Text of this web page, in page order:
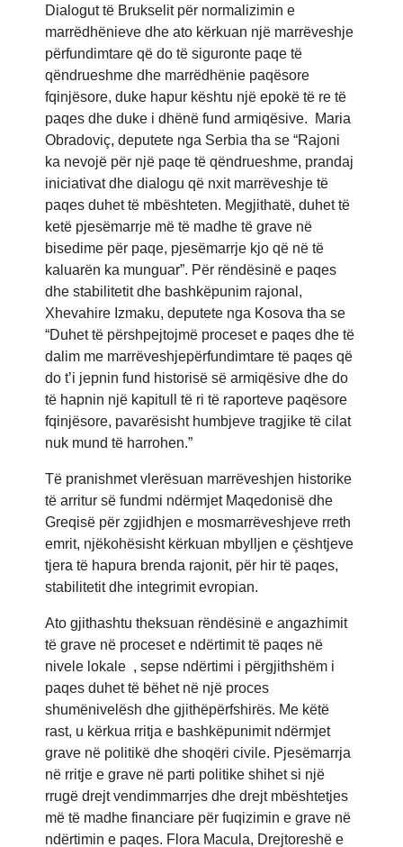
Dialogut të Brukselit për normalizimin e
marrëdhënieve dhe ato kërkuan një marrëveshje
përfundimtare që do të siguronte paqe të
qëndrueshme dhe marrëdhënie paqësore
fqinjësore, duke hapur kështu një epokë të re të
paqes dhe duke i dhënë fund armiqësive. Maria
Obradoviç, deputete nga Serbia tha se “Rajoni
ka nevojë për një paqe të qëndrueshme, prandaj
iniciativat dhe dialogu që nxit marrëveshje të
paqes duhet të mbështeten. Megjithatë, duhet të
ketë pjesëmarrje më të madhe të grave në
bisedime për paqe, pjesëmarrje kjo që në të
kaluarën ka munguar”. Për rëndësinë e paqes
dhe stabilitetit dhe bashkëpunim rajonal,
Xhevahire Izmaku, deputete nga Kosova tha se
“Duhet të përshpejtojmë proceset e paqes dhe të
dalim me marrëveshjepërfundimtare të paqes që
do t’i jepnin fund historisë së armiqësive dhe do
të hapnin një kapitull të ri të raporteve paqësore
fqinjësore, pavarësisht humbjeve tragjike të cilat
nuk mund të harrohen.”
Të pranishmet vlerësuan marrëveshjen historike
të arritur së fundmi ndërmjet Maqedonisë dhe
Greqisë për zgjidhjen e mosmarrëveshjeve rreth
emrit, njëkohësisht kërkuan mbylljen e çështjeve
tjera të hapura brenda rajonit, për hir të paqes,
stabilitetit dhe integrimit evropian.
Ato gjithashtu theksuan rëndësinë e angazhimit
të grave në proceset e ndërtimit të paqes në
nivele lokale , sepse ndërtimi i përgjithshëm i
paqes duhet të bëhet në një proces
shumënivelësh dhe gjithëpërfshirës. Me këtë
rast, u kërkua rritja e bashkëpunimit ndërmjet
grave në politikë dhe shoqëri civile. Pjesëmarrja
në rritje e grave në parti politike shihet si një
rrugë drejt vendimmarrjes dhe drejt mbështetjes
më të madhe financiare për fuqizimin e grave në
ndërtimin e paqes. Flora Macula, Drejtoreshë e